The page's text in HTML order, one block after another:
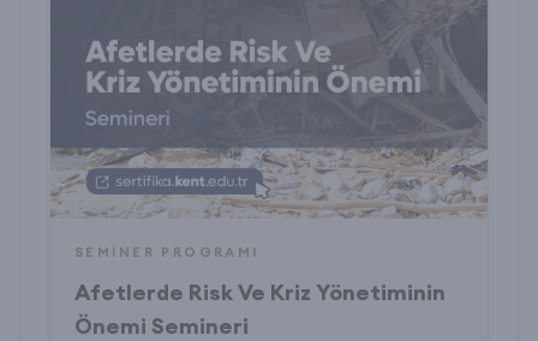
SEMINER PROGRAMI
Afetlerde Risk Ve Kriz Yönetiminin
Önemi Semineri